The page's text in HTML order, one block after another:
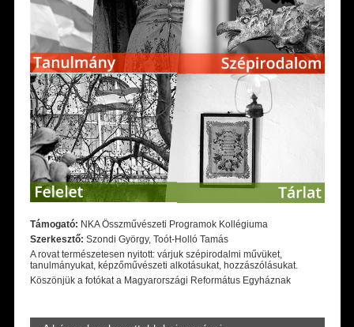
Támogató: NKA Összművészeti Programok Kollégiuma
Szerkesztő: Szondi György, Toót-Holló Tamás
A rovat természetesen nyitott: várjuk szépirodalmi művüket,
tanulmányukat, képzőművészeti alkotásukat, hozzászólásukat.
Köszönjük a fotókat a Magyarországi Református Egyháznak